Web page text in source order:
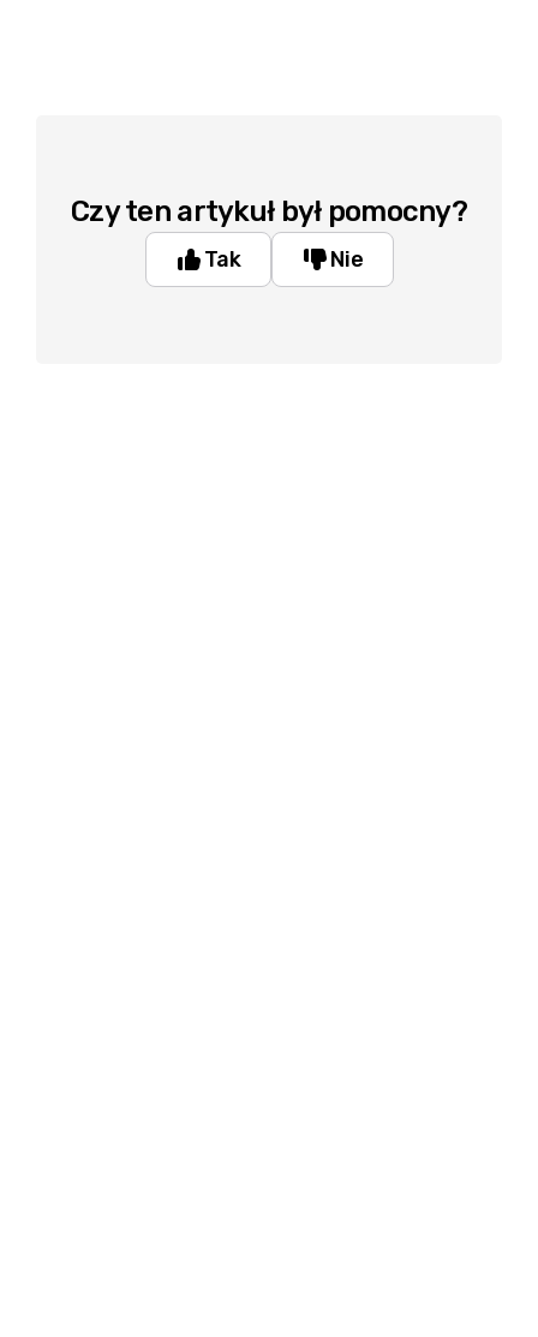
Czy ten artykuł był pomocny?
Tak Nie